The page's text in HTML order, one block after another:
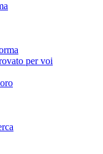
per voi